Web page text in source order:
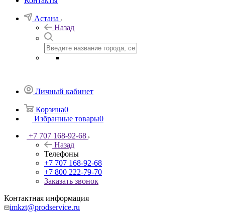
Астана
Назад
Личный кабинет
Корзина0
Избранные товары0
+7 707 168-92-68
Назад
Телефоны
+7 707 168-92-68
+7 800 222-79-70
Заказать звонок
Контактная информация
imkzt@prodservice.ru